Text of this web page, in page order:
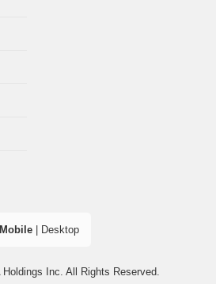
Mobile| Desktop
Inc. All Rights Reserved.